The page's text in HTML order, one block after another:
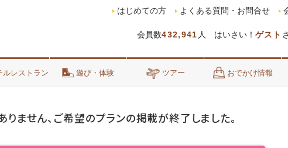
会員数432,941 人 はいさい！ ゲスト
はじめての方 よくある質問・お問合せ
ルレストラン 遊び・体験 ツアー おでかけ情報
りません、ご希望のプランの掲載が終了しました。